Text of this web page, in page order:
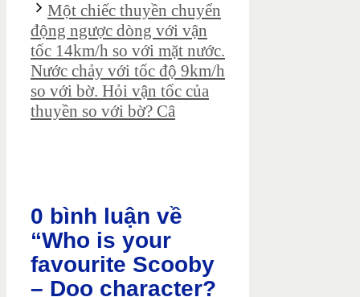
Một chiếc thuyền chuyển
động ngược dòng với vận
tốc 14km/h so với mặt nước.
Nước chảy với tốc độ 9km/h
so với bờ. Hỏi vận tốc của
thuyền so với bờ? Câ
0 bình luận về
“Who is your
favourite Scooby
– Doo character?